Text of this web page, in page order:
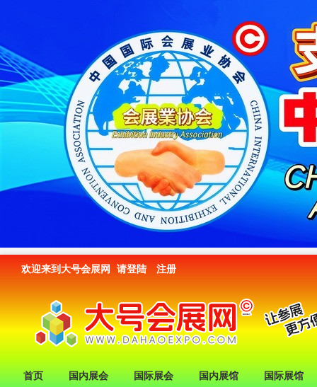
欢迎来到大号会展网 请登陆 注册
首页 国内展会 国际展会 国内展馆 国际展馆